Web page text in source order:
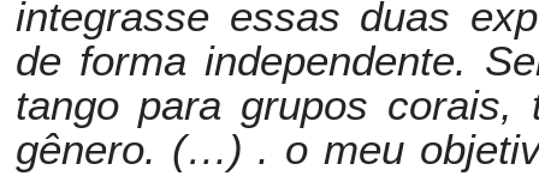
integrasse essas duas
de forma independente.
tango para grupos corais,
gênero. (…) . o meu